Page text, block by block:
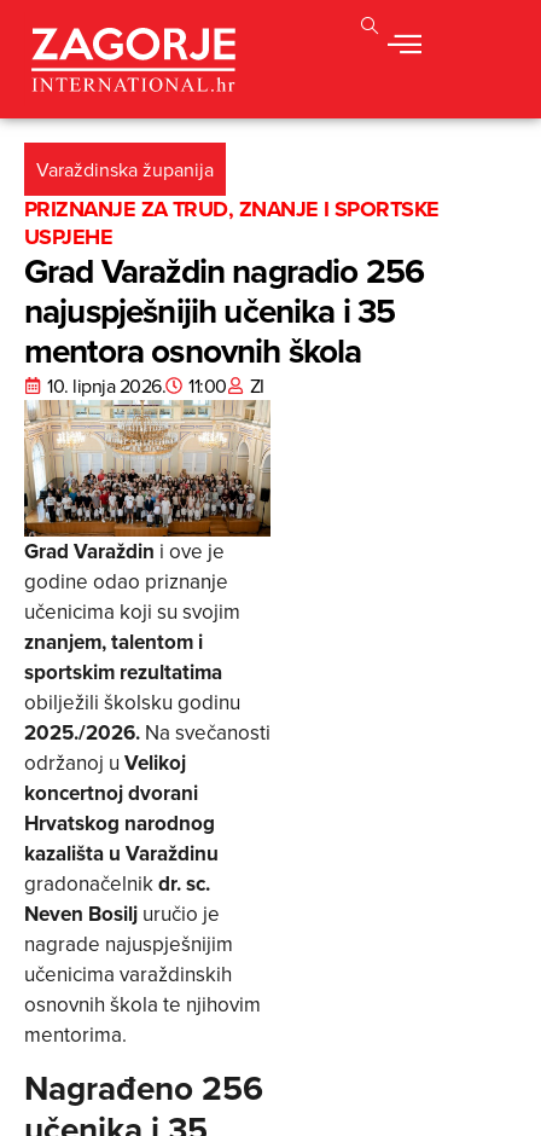
Varaždinska županija
PRIZNANJE ZA TRUD, ZNANJE I SPORTSKE
USPJEHE
Grad Varaždin nagradio 256
najuspješnijih učenika i 35
mentora osnovnih škola
10. lipnja 2026. 11:00 ZI
Grad Varaždin i ove je
godine odao priznanje
učenicima koji su svojim
znanjem, talentom i
sportskim rezultatima
obilježili školsku godinu
2025./2026. Na svečanosti
održanoj u Velikoj
koncertnoj dvorani
Hrvatskog narodnog
kazališta u Varaždinu
gradonačelnikdr. sc.
Neven Bosilj uručio je
nagrade najuspješnijim
učenicima varaždinskih
osnovnih škola te njihovim
mentorima.
Nagrađeno 256